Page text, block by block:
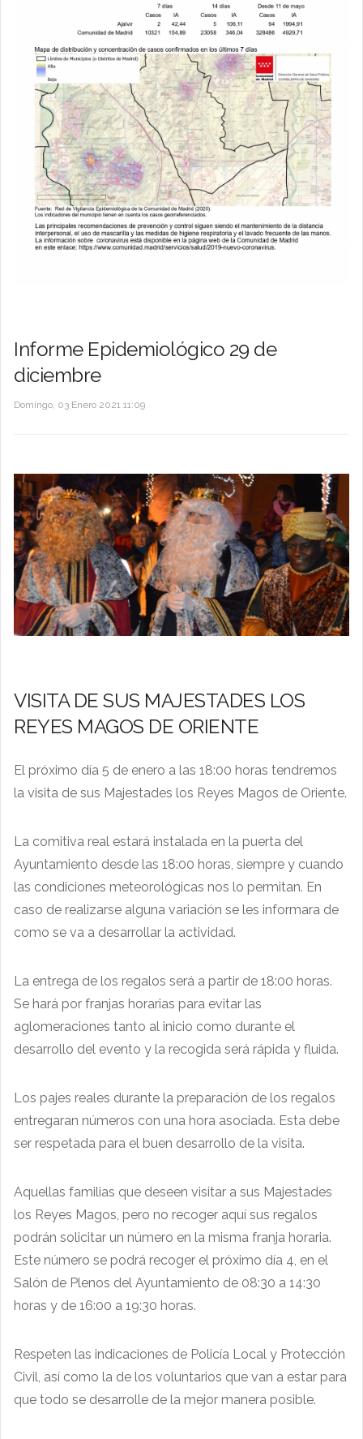
Informe Epidemiológico 29 de
diciembre
Domingo, 03 Enero 2021 11:09
VISITA DE SUS MAJESTADES LOS
REYES MAGOS DE ORIENTE
El próximo día 5 de enero a las 18:00 horas tendremos
la visita de sus Majestades los Reyes Magos de Oriente.
La comitiva real estará instalada en la puerta del
Ayuntamiento desde las 18:00 horas, siempre y cuando
las condiciones meteorológicas nos lo permitan. En
caso de realizarse alguna variación se les informara de
como se va a desarrollar la actividad.
La entrega de los regalos será a partir de 18:00 horas.
Se hará por franjas horarias para evitar las
aglomeraciones tanto al inicio como durante el
desarrollo del evento y la recogida será rápida y fluida.
Los pajes reales durante la preparación de los regalos
entregaran números con una hora asociada. Esta debe
ser respetada para el buen desarrollo de la visita.
Aquellas familias que deseen visitar a sus Majestades
los Reyes Magos, pero no recoger aquí sus regalos
podrán solicitar un número en la misma franja horaria.
Este número se podrá recoger el próximo día 4, en el
Salón de Plenos del Ayuntamiento de 08:30 a 14:30
horas y de 16:00 a 19:30 horas.
Respeten las indicaciones de Policía Local y Protección
Civil, así como la de los voluntarios que van a estar para
que todo se desarrolle de la mejor manera posible.